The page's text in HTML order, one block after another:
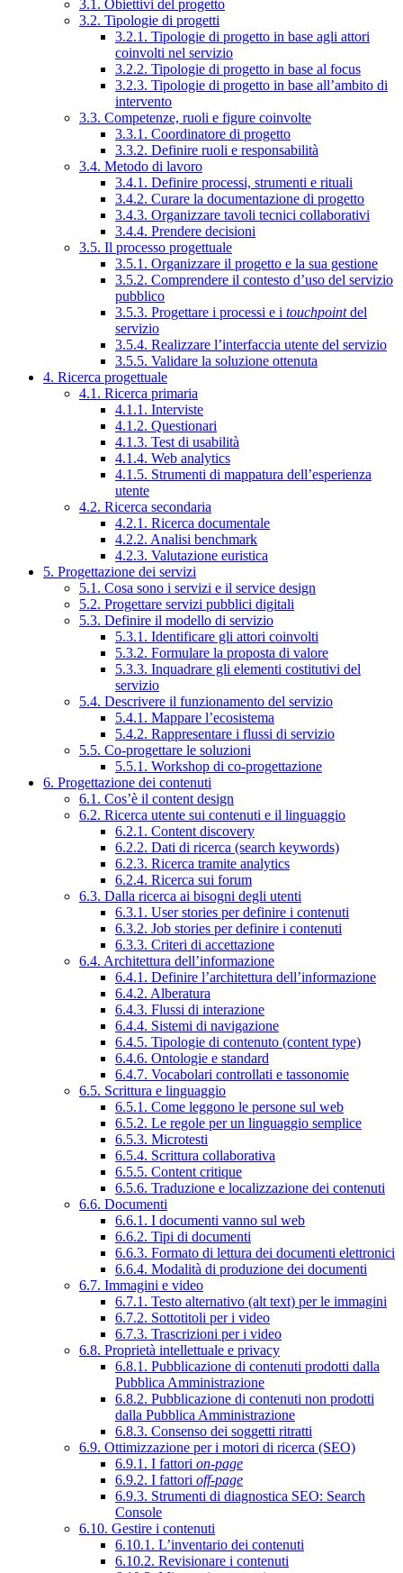
3.1. Obiettivi del progetto
3.2. Tipologie di progetti
3.2.1. Tipologie di progetto in base agli attori
coinvolti nel servizio
3.2.2. Tipologie di progetto in base al focus
3.2.3. Tipologie di progetto in base all’ambito di
intervento
3.3. Competenze, ruoli e figure coinvolte
3.3.1. Coordinatore di progetto
3.3.2. Definire ruoli e responsabilità
3.4. Metodo di lavoro
3.4.1. Definire processi, strumenti e rituali
3.4.2. Curare la documentazione di progetto
3.4.3. Organizzare tavoli tecnici collaborativi
3.4.4. Prendere decisioni
3.5. Il processo progettuale
3.5.1. Organizzare il progetto e la sua gestione
3.5.2. Comprendere il contesto d’uso del servizio
pubblico
3.5.3. Progettare i processi e i touchpointdel
servizio
3.5.4. Realizzare l’interfaccia utente del servizio
3.5.5. Validare la soluzione ottenuta
4. Ricerca progettuale
4.1. Ricerca primaria
4.1.1. Interviste
4.1.2. Questionari
4.1.3. Test di usabilità
4.1.4. Web analytics
4.1.5. Strumenti di mappatura dell’esperienza
utente
4.2. Ricerca secondaria
4.2.1. Ricerca documentale
4.2.2. Analisi benchmark
4.2.3. Valutazione euristica
5. Progettazione dei servizi
5.1. Cosa sono i servizi e il service design
5.2. Progettare servizi pubblici digitali
5.3. Definire il modello di servizio
5.3.1. Identificare gli attori coinvolti
5.3.2. Formulare la proposta di valore
5.3.3. Inquadrare gli elementi costitutivi del
servizio
5.4. Descrivere il funzionamento del servizio
5.4.1. Mappare l’ecosistema
5.4.2. Rappresentare i flussi di servizio
5.5. Co-progettare le soluzioni
5.5.1. Workshop di co-progettazione
6. Progettazione dei contenuti
6.1. Cos’è il content design
6.2. Ricerca utente sui contenuti e il linguaggio
6.2.1. Content discovery
6.2.2. Dati di ricerca (search keywords)
6.2.3. Ricerca tramite analytics
6.2.4. Ricerca sui forum
6.3. Dalla ricerca ai bisogni degli utenti
6.3.1. User stories per definire i contenuti
6.3.2. Job stories per definire i contenuti
6.3.3. Criteri di accettazione
6.4. Architettura dell’informazione
6.4.1. Definire l’architettura dell’informazione
6.4.2. Alberatura
6.4.3. Flussi di interazione
6.4.4. Sistemi di navigazione
6.4.5. Tipologie di contenuto (content type)
6.4.6. Ontologie e standard
6.4.7. Vocabolari controllati e tassonomie
6.5. Scrittura e linguaggio
6.5.1. Come leggono le persone sul web
6.5.2. Le regole per un linguaggio semplice
6.5.3. Microtesti
6.5.4. Scrittura collaborativa
6.5.5. Content critique
6.5.6. Traduzione e localizzazione dei contenuti
6.6. Documenti
6.6.1. I documenti vanno sul web
6.6.2. Tipi di documenti
6.6.3. Formato di lettura dei documenti elettronici
6.6.4. Modalità di produzione dei documenti
6.7. Immagini e video
6.7.1. Testo alternativo (alt text) per le immagini
6.7.2. Sottotitoli per i video
6.7.3. Trascrizioni per i video
6.8. Proprietà intellettuale e privacy
6.8.1. Pubblicazione di contenuti prodotti dalla
Pubblica Amministrazione
6.8.2. Pubblicazione di contenuti non prodotti
dalla Pubblica Amministrazione
6.8.3. Consenso dei soggetti ritratti
6.9. Ottimizzazione per i motori di ricerca (SEO)
6.9.1. I fattori on-page
6.9.2. I fattori off-page
6.9.3. Strumenti di diagnostica SEO: Search
Console
6.10. Gestire i contenuti
6.10.1. L’inventario dei contenuti
6.10.2. Revisionare i contenuti